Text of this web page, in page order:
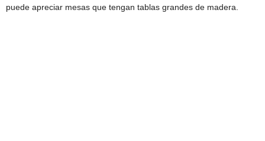
puede apreciar mesas que tengan tablas grandes de madera.